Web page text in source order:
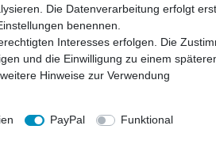
erklärung
Die Datenverarbeitung erfolgt
benennen.
Interesses erfolgen. Die
und die Einwilligung zu einem
Hinweise zur Verwendung
PayPal
Funktional